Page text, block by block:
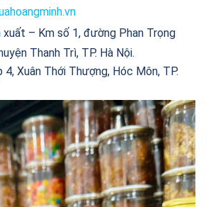
xuất – Km số 1, đường Phan Trọng
Thanh Trì, TP. Hà Nội.
4, Xuân Thới Thượng, Hóc Môn, TP.